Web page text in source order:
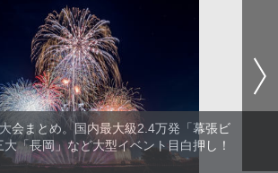
会まとめ。国内最大級2.4万発「幕張ビ
「長岡」など大型イベント目白押し！